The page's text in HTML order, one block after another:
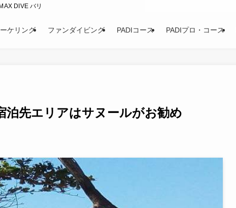
DIVE バリ
ケリング ファンダイビング PADIコース PADIプロ・コース
先エリアはサヌールがお勧め